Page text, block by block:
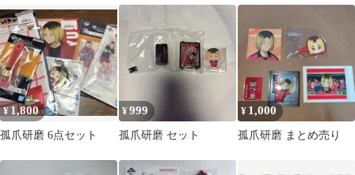
¥ 1,800
孤爪研磨 6点セット
¥999
孤爪研磨 セット
¥ 1,000
孤爪研磨 まとめ売り